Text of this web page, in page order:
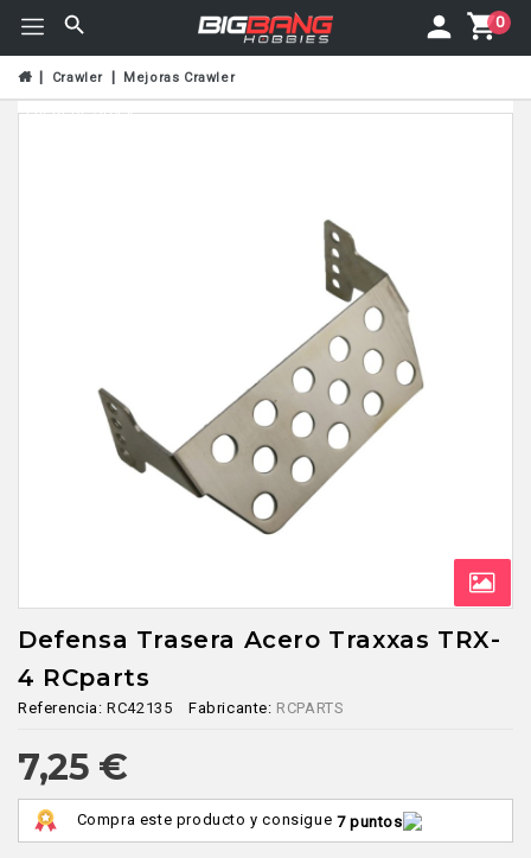
0
Crawler Mejoras Crawler
Fuera De Stock
Defensa Trasera Acero Traxxas TRX-
4 RCparts
Referencia: RC42135 Fabricante: RCPARTS
7,25 €
Compra este producto y consigue 7 puntos